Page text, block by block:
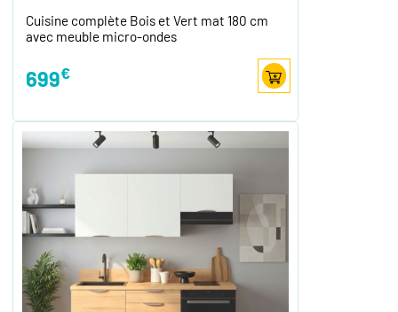
Cuisine complète Bois et Vert mat 180 cm
avec meuble micro-ondes
699€